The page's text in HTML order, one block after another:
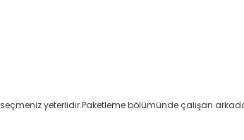
seçmeniz yeterlidir.Paketleme bölümünde çalışan